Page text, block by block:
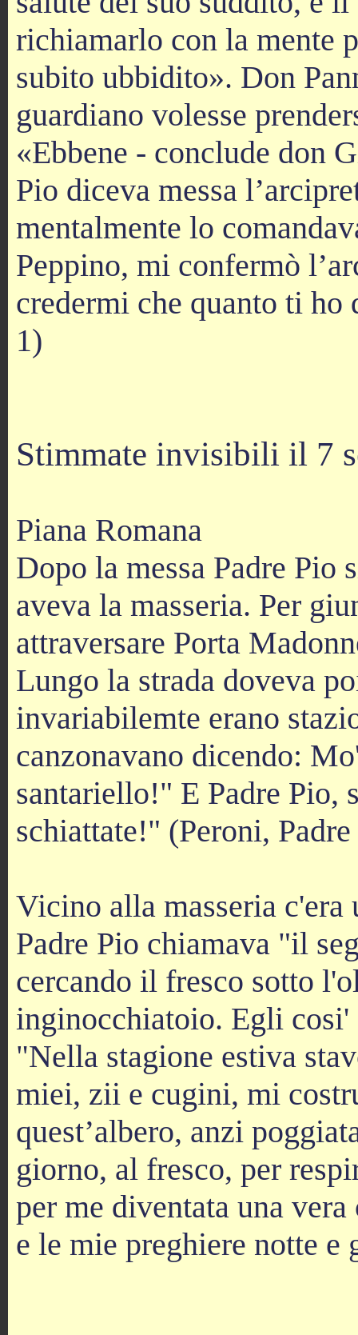
richiamarlo con la mente
subito ubbidito». Don
guardiano volesse
«Ebbene - conclude don
Pio diceva messa
mentalmente lo
Peppino, mi confermò
credermi che quanto ti ho
1)
Stimmate invisibili il 7
Piana Romana
Dopo la messa Padre Pio
aveva la masseria. Per
attraversare Porta
Lungo la strada doveva
invariabilemte erano
canzonavano dicendo:
santariello!" E Padre Pio,
schiattate!" (Peroni,
Vicino alla masseria c'era
Padre Pio chiamava "il
cercando il fresco sotto
inginocchiatoio. Egli cosi'
"Nella stagione estiva
miei, zii e cugini, mi
quest’albero, anzi
giorno, al fresco, per
per me diventata una
e le mie preghiere notte